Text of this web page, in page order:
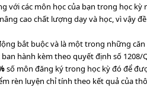
với các môn học của bạn trong học kỳ
cao chất lượng dạy và học, vì vậy
bắt buộc và là một trong những căn
hành kèm theo quyết định số
số môn đăng ký trong học kỳ đó để
rèn luyện chỉ tính theo kết quả của